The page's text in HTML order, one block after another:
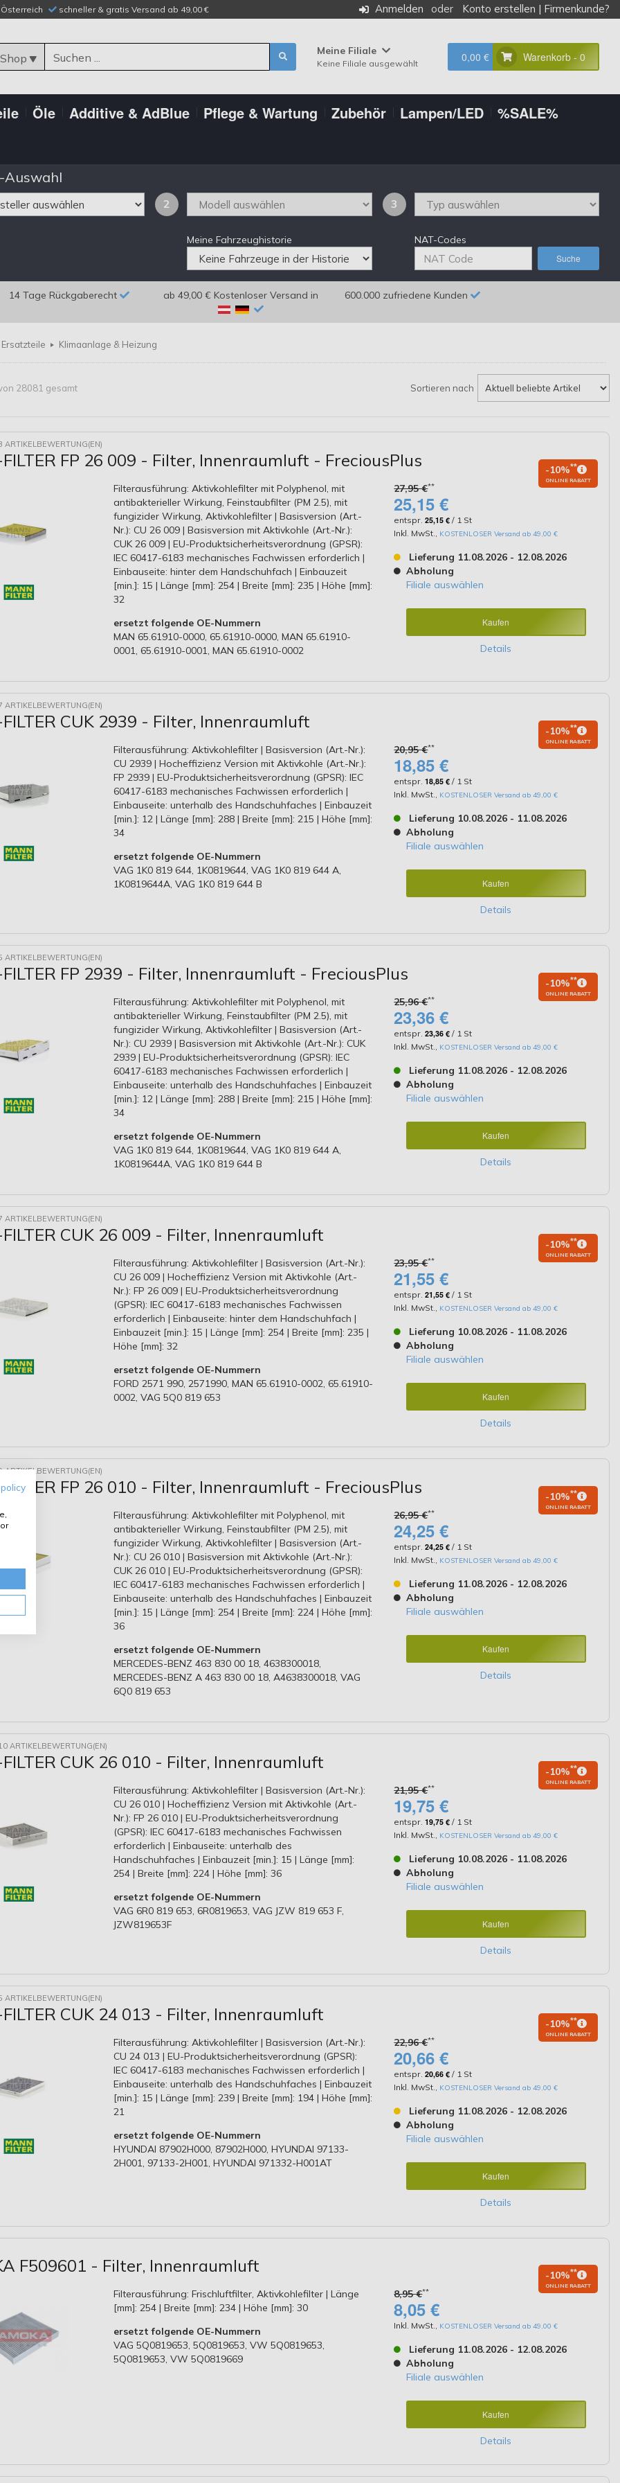
schneller & gratis Versand ab 49,00 € Anmelden Konto erstellen | Firmenkunde?
Meine Filiale
Keine Filiale ausgewählt 0,00 € Warenkorb - 0
Öle Additive & AdBlue Pflege & Wartung Zubehör Lampen/LED
%SALE%
Auswahl
2 3
Meine Fahrzeughistorie NAT-Codes
Suche
14 Tage Rückgaberecht ab 49,00 € Kostenloser Versand in 600.000 zufriedene Kunden
Ersatzteile Klimaanlage & Heizung
28081 gesamt Sortieren nach
ARTIKELBEWERTUNG(EN)
FP 26 009 - Filter, Innenraumluft - FreciousPlus
Filterausführung: Aktivkohlefilter mit Polyphenol, mit
antibakterieller Wirkung, Feinstaubfilter (PM 2.5), mit
fungizider Wirkung, Aktivkohlefilter | Basisversion (Art.-
Nr.): CU 26 009 | Basisversion mit Aktivkohle (Art.-Nr.):
CUK 26 009 | EU-Produktsicherheitsverordnung (GPSR):
IEC 60417-6183 mechanisches Fachwissen erforderlich |
Einbauseite: hinter dem Handschuhfach | Einbauzeit
[min.]: 15 | Länge [mm]: 254 | Breite [mm]: 235 | Höhe [mm]:
32
ersetzt folgende OE-Nummern
MAN 65.61910-0000, 65.61910-0000, MAN 65.61910-
0001, 65.61910-0001, MAN 65.61910-0002
27,95 €**
-10%**
ONLINE RABATT
25,15 €
entspr.25,15 € / 1 St
Inkl. MwSt., KOSTENLOSER Versand ab 49,00 €
Lieferung 11.08.2026 - 12.08.2026
Abholung
Filiale auswählen
Kaufen
Details
ARTIKELBEWERTUNG(EN)
CUK 2939 - Filter, Innenraumluft
Filterausführung: Aktivkohlefilter | Basisversion (Art.-Nr.):
CU 2939 | Hocheffizienz Version mit Aktivkohle (Art.-Nr.):
FP 2939 | EU-Produktsicherheitsverordnung (GPSR): IEC
60417-6183 mechanisches Fachwissen erforderlich |
Einbauseite: unterhalb des Handschuhfaches | Einbauzeit
[min.]: 12 | Länge [mm]: 288 | Breite [mm]: 215 | Höhe [mm]:
34
ersetzt folgende OE-Nummern
VAG 1K0 819 644, 1K0819644, VAG 1K0 819 644 A,
1K0819644A, VAG 1K0 819 644 B
20,95 €**
-10%**
ONLINE RABATT
18,85 €
entspr.18,85 € / 1 St
Inkl. MwSt., KOSTENLOSER Versand ab 49,00 €
Lieferung 10.08.2026 - 11.08.2026
Abholung
Filiale auswählen
Kaufen
Details
ARTIKELBEWERTUNG(EN)
FP 2939 - Filter, Innenraumluft - FreciousPlus
Filterausführung: Aktivkohlefilter mit Polyphenol, mit
antibakterieller Wirkung, Feinstaubfilter (PM 2.5), mit
fungizider Wirkung, Aktivkohlefilter | Basisversion (Art.-
Nr.): CU 2939 | Basisversion mit Aktivkohle (Art.-Nr.): CUK
2939 | EU-Produktsicherheitsverordnung (GPSR): IEC
60417-6183 mechanisches Fachwissen erforderlich |
Einbauseite: unterhalb des Handschuhfaches | Einbauzeit
[min.]: 12 | Länge [mm]: 288 | Breite [mm]: 215 | Höhe [mm]:
34
ersetzt folgende OE-Nummern
VAG 1K0 819 644, 1K0819644, VAG 1K0 819 644 A,
1K0819644A, VAG 1K0 819 644 B
25,96 €**
-10%**
ONLINE RABATT
23,36 €
entspr.23,36 € / 1 St
Inkl. MwSt., KOSTENLOSER Versand ab 49,00 €
Lieferung 11.08.2026 - 12.08.2026
Abholung
Filiale auswählen
Kaufen
Details
ARTIKELBEWERTUNG(EN)
CUK 26 009 - Filter, Innenraumluft
Filterausführung: Aktivkohlefilter | Basisversion (Art.-Nr.):
CU 26 009 | Hocheffizienz Version mit Aktivkohle (Art.-
Nr.): FP 26 009 | EU-Produktsicherheitsverordnung
(GPSR): IEC 60417-6183 mechanisches Fachwissen
erforderlich | Einbauseite: hinter dem Handschuhfach |
Einbauzeit [min.]: 15 | Länge [mm]: 254 | Breite [mm]: 235 |
Höhe [mm]: 32
ersetzt folgende OE-Nummern
FORD 2571 990, 2571990, MAN 65.61910-0002, 65.61910-
0002, VAG 5Q0 819 653
23,95 €**
-10%**
ONLINE RABATT
21,55 €
entspr.21,55 € / 1 St
Inkl. MwSt., KOSTENLOSER Versand ab 49,00 €
Lieferung 10.08.2026 - 11.08.2026
Abholung
Filiale auswählen
Kaufen
Details
ARTIKELBEWERTUNG(EN)
FILTER FP 26 010 - Filter, Innenraumluft - FreciousPlus
Filterausführung: Aktivkohlefilter mit Polyphenol, mit
antibakterieller Wirkung, Feinstaubfilter (PM 2.5), mit
fungizider Wirkung, Aktivkohlefilter | Basisversion (Art.-
Nr.): CU 26 010 | Basisversion mit Aktivkohle (Art.-Nr.):
CUK 26 010 | EU-Produktsicherheitsverordnung (GPSR):
IEC 60417-6183 mechanisches Fachwissen erforderlich |
Einbauseite: unterhalb des Handschuhfaches | Einbauzeit
[min.]: 15 | Länge [mm]: 254 | Breite [mm]: 224 | Höhe [mm]:
36
ersetzt folgende OE-Nummern
MERCEDES-BENZ 463 830 00 18, 4638300018,
MERCEDES-BENZ A 463 830 00 18, A4638300018, VAG
6Q0 819 653
26,95 €**
-10%**
ONLINE RABATT
24,25 €
entspr.24,25 € / 1 St
Inkl. MwSt., KOSTENLOSER Versand ab 49,00 €
Lieferung 11.08.2026 - 12.08.2026
Abholung
Filiale auswählen
Kaufen
Details
ARTIKELBEWERTUNG(EN)
CUK 26 010 - Filter, Innenraumluft
Filterausführung: Aktivkohlefilter | Basisversion (Art.-Nr.):
CU 26 010 | Hocheffizienz Version mit Aktivkohle (Art.-
Nr.): FP 26 010 | EU-Produktsicherheitsverordnung
(GPSR): IEC 60417-6183 mechanisches Fachwissen
erforderlich | Einbauseite: unterhalb des
Handschuhfaches | Einbauzeit [min.]: 15 | Länge [mm]:
254 | Breite [mm]: 224 | Höhe [mm]: 36
ersetzt folgende OE-Nummern
VAG 6R0 819 653, 6R0819653, VAG JZW 819 653 F,
JZW819653F
21,95 €**
-10%**
ONLINE RABATT
19,75 €
entspr.19,75 € / 1 St
Inkl. MwSt., KOSTENLOSER Versand ab 49,00 €
Lieferung 10.08.2026 - 11.08.2026
Abholung
Filiale auswählen
Kaufen
Details
ARTIKELBEWERTUNG(EN)
CUK 24 013 - Filter, Innenraumluft
Filterausführung: Aktivkohlefilter | Basisversion (Art.-Nr.):
CU 24 013 | EU-Produktsicherheitsverordnung (GPSR):
IEC 60417-6183 mechanisches Fachwissen erforderlich |
Einbauseite: unterhalb des Handschuhfaches | Einbauzeit
[min.]: 15 | Länge [mm]: 239 | Breite [mm]: 194 | Höhe [mm]:
21
ersetzt folgende OE-Nummern
HYUNDAI 87902H000, 87902H000, HYUNDAI 97133-
2H001, 97133-2H001, HYUNDAI 971332-H001AT
22,96 €**
-10%**
ONLINE RABATT
20,66 €
entspr.20,66 € / 1 St
Inkl. MwSt., KOSTENLOSER Versand ab 49,00 €
Lieferung 11.08.2026 - 12.08.2026
Abholung
Filiale auswählen
Kaufen
Details
F509601 - Filter, Innenraumluft
Filterausführung: Frischluftfilter, Aktivkohlefilter | Länge
[mm]: 254 | Breite [mm]: 234 | Höhe [mm]: 30
ersetzt folgende OE-Nummern
VAG 5Q0819653, 5Q0819653, VW 5Q0819653,
5Q0819653, VW 5Q0819669
8,95 €**
-10%**
ONLINE RABATT
8,05 €
Inkl. MwSt., KOSTENLOSER Versand ab 49,00 €
Lieferung 11.08.2026 - 12.08.2026
Abholung
Filiale auswählen
Kaufen
Details